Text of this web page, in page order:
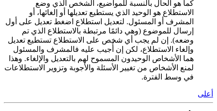
كما هو الحال بالنسبة للمواضيع، الشخص الذي وضع
الاستطلاع هو الوحيد الذي يستطيع تعديلها أو إلغائها، أو
المشرف أو المسئول. لتعديل استطلاع اضغط تعديل على أول
إرسال للموضوع (وهي دائمًا مرتبطة بالاستطلاع الذي تم
وضعه). إن لم يجب أي شخص على الاستطلاع تستطيع تعديل
وإلغاء الاستطلاع، لكن إن أُجيب عليه فالمشرف والمسئول
هما الأشخاص الوحيدون المسموح لهم بالتعديل والإلغاء. وهذا
لمنع الأشخاص من تغيير الأسئلة والأجوبة وتزوير الاستطلاعات
في وسط الفترة.
أعلى